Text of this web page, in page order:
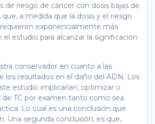
de riesgo de cáncer con dosis bajas de
que, a medida que la dosis y el riesgo
exponencialmente más
el estudio para alcanzar la significación
conservador en cuanto a las
los resultados en el daño del ADN. Los
estudio implicarían, optimizar o
de TC por examen tanto como sea
Lo cual es una conclusión que
Una segunda conclusión, es que,